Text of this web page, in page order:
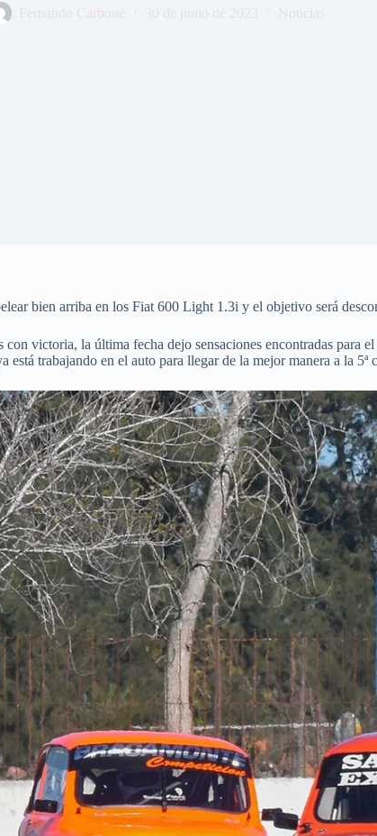
Fernando Carbone 30 de junio de 2023 Noticias
bien arriba en los Fiat 600 Light 1.3i y el objetivo será
con victoria, la última fecha dejo sensaciones encontradas
está trabajando en el auto para llegar de la mejor manera a la 5ª